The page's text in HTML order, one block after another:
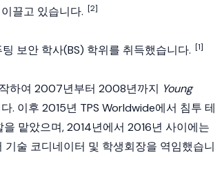
끌고 있습니다. [2]
보안 학사(BS) 학위를 취득했습니다. [1]
하여 2007년부터 2008년까지 Young
. 이후 2015년 TPS Worldwide에서 침투 테
맡았으며, 2014년에서 2016년 사이에는
술 코디네이터 및 학생회장을 역임했습니